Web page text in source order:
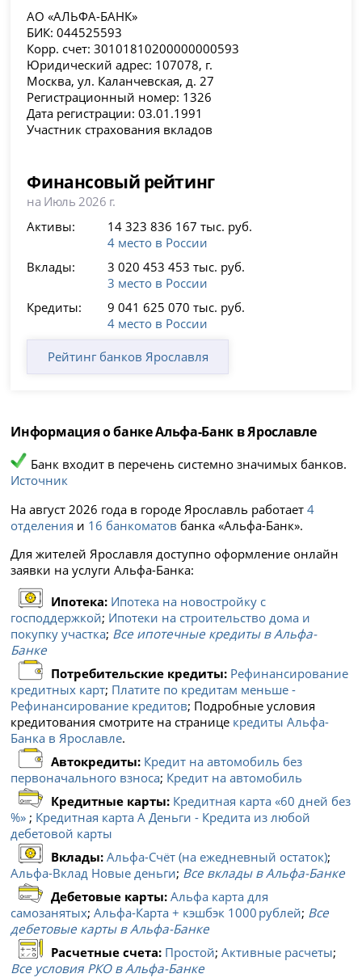
АО «АЛЬФА-БАНК»
БИК: 044525593
Корр. счет: 30101810200000000593
Юридический адрес: 107078, г.
Москва, ул. Каланчевская, д. 27
Регистрационный номер: 1326
Дата регистрации: 03.01.1991
Участник страхования вкладов
Финансовый рейтинг
на Июль 2026 г.
Активы:
14 323 836 167 тыс. руб.
4 место в России
Вклады:
3 020 453 453 тыс. руб.
3 место в России
Кредиты:
9 041 625 070 тыс. руб.
4 место в России
Рейтинг банков Ярославля
Информация о банке Альфа-Банк в Ярославле
Банк входит в перечень системно значимых банков.
Источник
На август 2026 года в городе Ярославль работает4
отделения и 16 банкоматов банка «Альфа-Банк».
Для жителей Ярославля доступно оформление онлайн
заявки на услуги Альфа-Банка:
Ипотека: Ипотека на новостройку с
господдержкой; Ипотеки на строительство дома и
покупку участка; Все ипотечные кредиты в Альфа-
Банке
Потребительские кредиты: Рефинансирование
кредитных карт; Платите по кредитам меньше -
Рефинансирование кредитов; Подробные условия
кредитования смотрите на странице кредиты Альфа-
Банка в Ярославле.
Автокредиты: Кредит на автомобиль без
первоначального взноса; Кредит на автомобиль
Кредитные карты: Кредитная карта «60 дней без
%» ; Кредитная карта А Деньги - Кредита из любой
дебетовой карты
Вклады:Альфа-Счёт (на ежедневный остаток);
Альфа-Вклад Новые деньги; Все вклады в Альфа-Банке
Дебетовые карты:Альфа карта для
самозанятых;Альфа‑Карта + кэшбэк 1000 рублей; Все
дебетовые карты в Альфа-Банке
Расчетные счета: Простой;Активные расчеты;
Все условия РКО в Альфа-Банке